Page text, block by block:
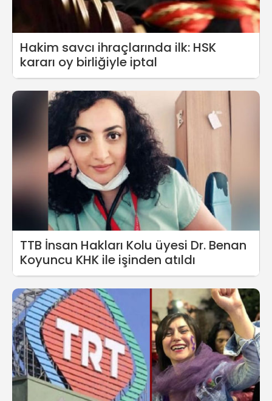
Hakim savcı ihraçlarında ilk: HSK
kararı oy birliğiyle iptal
TTB İnsan Hakları Kolu üyesi Dr. Benan
Koyuncu KHK ile işinden atıldı